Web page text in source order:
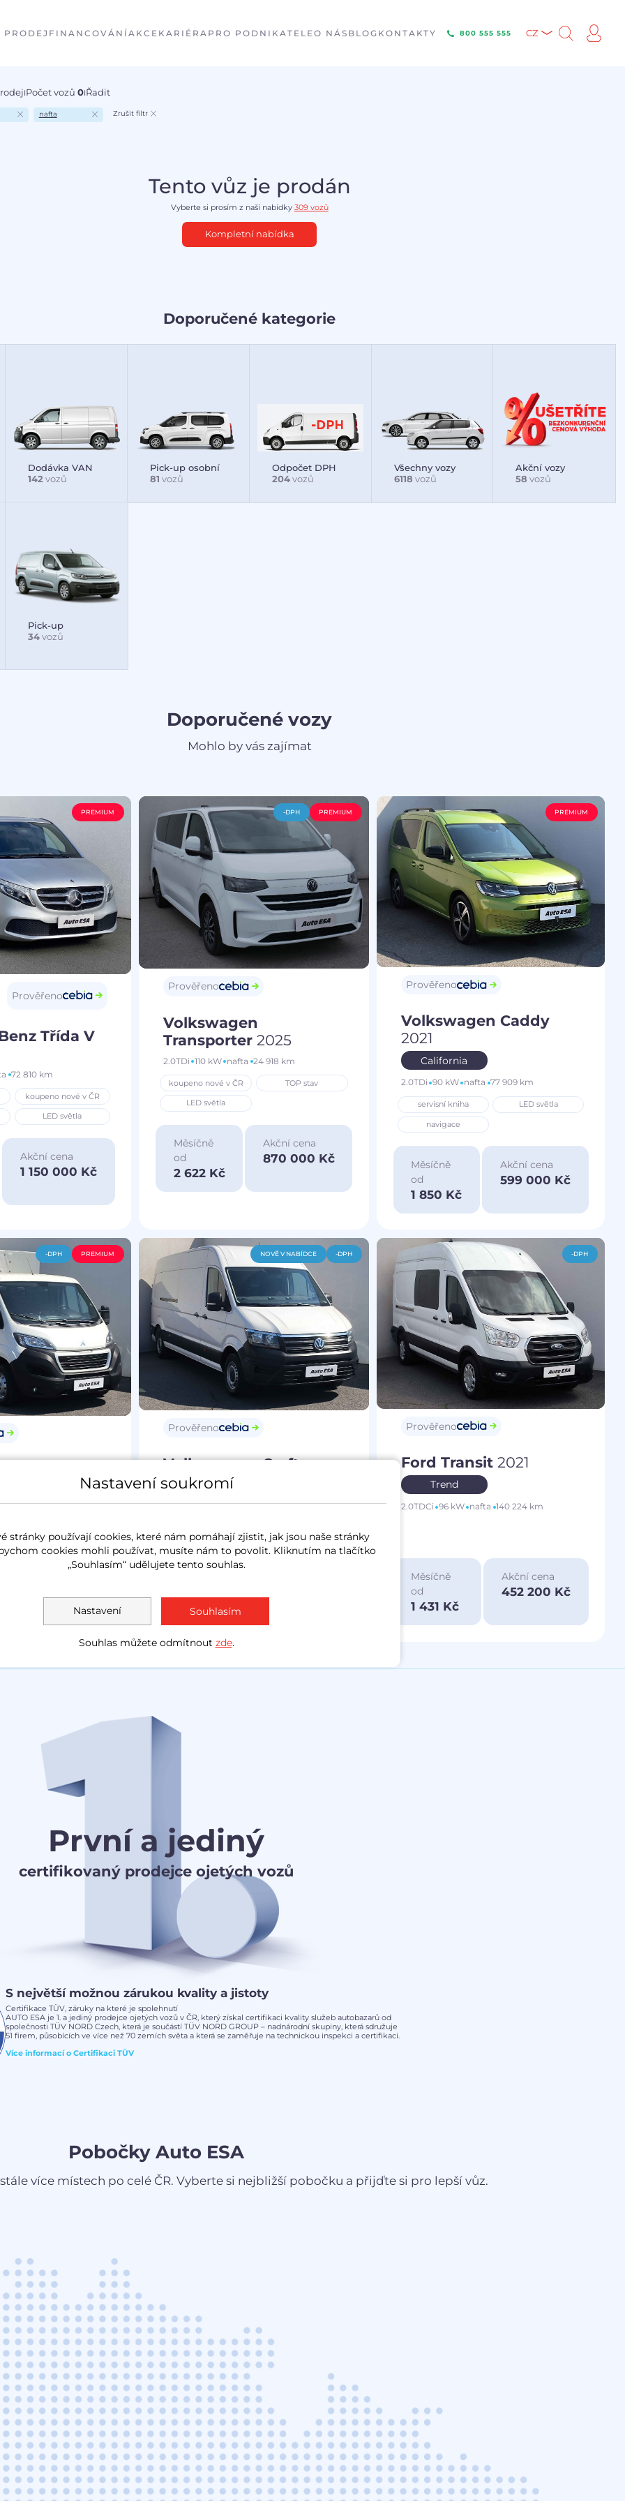
PRODEJ FINANCOVÁNÍAKCE KARIÉRA PRO PODNIKATELE O NÁS BLOG KONTAKTY 800 555 555 CZ
IPočet vozů 0IŘadit
nafta Zrušit filtr
Tento vůz je prodán
Vyberte si prosím z naší nabídky 309 vozů
Kompletní nabídka
Doporučené kategorie
Dodávka VAN
142 vozů
Pick-up osobní
81 vozů
Odpočet DPH
204vozů
Všechny vozy
6118 vozů
Akční vozy
58 vozů
Pick-up
34 vozů
Doporučené vozy
Mohlo by vás zajímat
PREMIUM
Prověřeno
Třída V
72 810 km
koupeno nové v ČR
LED světla
Akční cena
1 150 000 Kč
-DPH PREMIUM
Prověřeno
Volkswagen
Transporter 2025
2.0TDi 110 kW nafta 24 918 km
koupeno nové v ČR TOP stav
LED světla
Měsíčně
od
2 622 Kč
Akční cena
870 000 Kč
PREMIUM
Prověřeno
Volkswagen Caddy
2021
California
2.0TDi 90 kW nafta 77 909 km
servisní kniha LED světla
navigace
Měsíčně
od
1 850 Kč
Akční cena
599 000 Kč
-DPH PREMIUM
Akční cena
NOVĚ V NABÍDCE -DPH
Prověřeno
Volkswagen Crafter
2022
2.0TDi 103 kW nafta 144 921 km
-DPH
Prověřeno
Ford Transit 2021
Trend
2.0TDCi 96 kW nafta 140 224 km
Měsíčně
od
1 431 Kč
Akční cena
452 200 Kč
První a jediný
certifikovaný prodejce ojetých vozů
S největší možnou zárukou kvality a jistoty
Certifikace TÜV, záruky na které je spolehnutí
AUTO ESA je 1. a jediný prodejce ojetých vozů v ČR, který získal certifikaci kvality služeb autobazarů od
společnosti TÜV NORD Czech, která je součástí TÜV NORD GROUP – nadnárodní skupiny, která sdružuje
51 firem, působících ve více než 70 zemích světa a která se zaměřuje na technickou inspekci a certifikaci.
Více informací o Certifikaci TÜV
Pobočky Auto ESA
více místech po celé ČR. Vyberte si nejbližší pobočku a přijďte si pro lepší vůz.
Nastavení soukromí
stránky používají cookies, které nám pomáhají zjistit, jak jsou naše stránky
cookies mohli používat, musíte nám to povolit. Kliknutím na tlačítko
„Souhlasím“ udělujete tento souhlas.
Nastavení Souhlasím
Souhlas můžete odmítnout zde.